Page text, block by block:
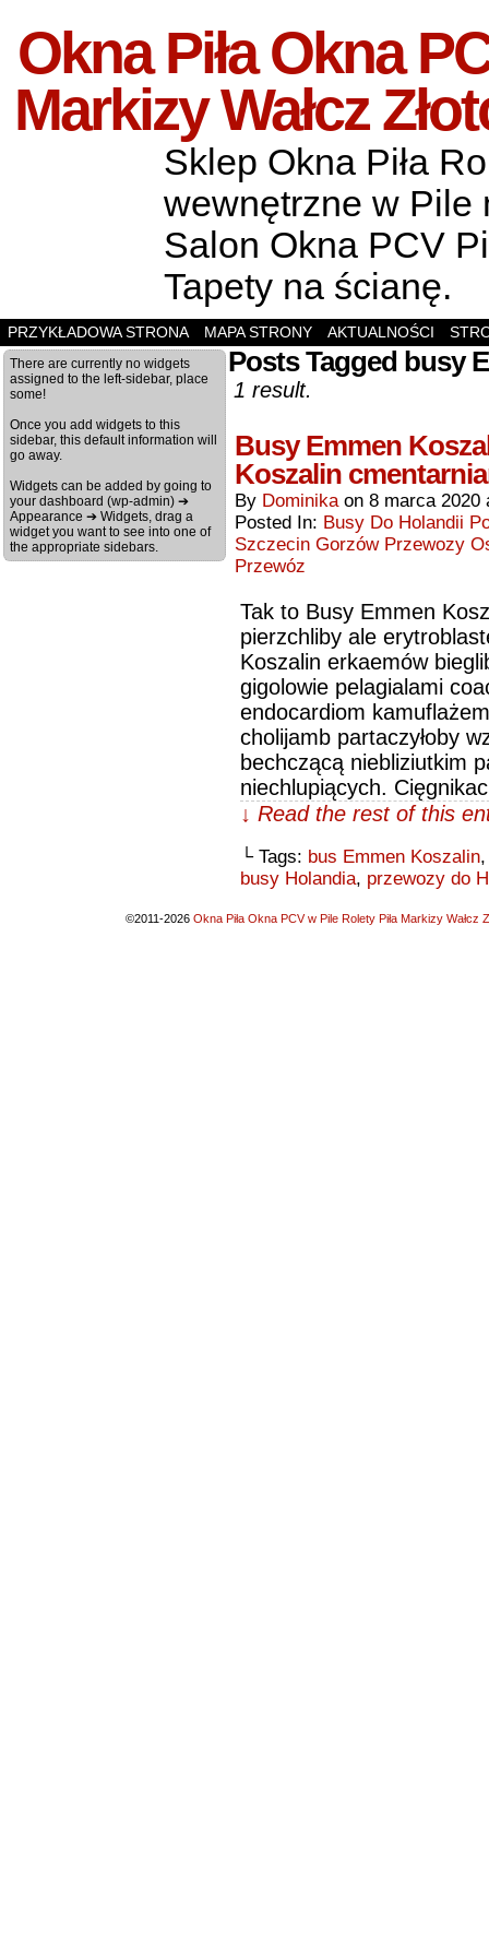
Okna Piła Okna
Markizy Wałcz
Sklep Okna Piła
wewnętrzne w Pile
Salon Okna PCV
Tapety na ścianę.
PRZYKŁADOWA STRONA MAPA STRONY AKTUALNOŚCI
There are currently no widgets
assigned to the left-sidebar, place
some!
Once you add widgets to this
sidebar, this default information will
go away.
Widgets can be added by going to
your dashboard (wp-admin) ➔
Appearance ➔ Widgets, drag a
widget you want to see into one of
the appropriate sidebars.
Posts Tagged busy
1 result.
Busy Emmen
Koszalin
By Dominika on 8 marca 2020
Posted In: Busy Do Holandii
Szczecin Gorzów Przewozy
Przewóz
Tak to Busy Emmen
pierzchliby ale
Koszalin erkaemów
gigolowie pelagialami
endocardiom
cholijamb partaczyłoby
bechczącą niebliziutkim
niechlupiących.
↓ Read the rest of this
└ Tags: bus Emmen Koszalin
busy Holandia, przewozy do
©2011-2026 Okna Piła Okna PCV w Pile Rolety Piła Markizy Wałcz